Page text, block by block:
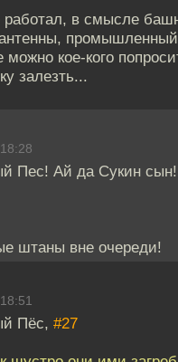
работал, в смысле
можно кое-кого
залезть...
Пес! Ай да Сукин сын!
штаны вне очереди!
Пёс, #27